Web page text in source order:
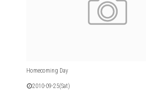
Homecoming Day
2010-09-25(Sat)